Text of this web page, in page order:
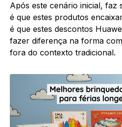
Após este cenário inicial, faz
é que estes produtos
é que estes descontos
fazer diferença na forma
fora do contexto tradicional.